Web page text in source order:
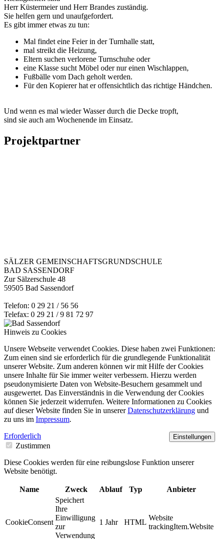
Herr Küstermeier und Herr Brandes zuständig.
Sie helfen gern und unaufgefordert.
Es gibt immer etwas zu tun:
Mal findet eine Feier in der Turnhalle statt,
mal streikt die Heizung,
Eltern suchen verlorene Turnschuhe oder
eine Klasse sucht Möbel oder nur einen Wischlappen,
Fußbälle vom Dach geholt werden.
Für den Kopierer hat er offensichtlich das richtige Händchen.
Und wenn es mal wieder Wasser durch die Decke tropft,
sind sie auch am Wochenende im Einsatz.
Projektpartner
SÄLZER GEMEINSCHAFTSGRUNDSCHULE
BAD SASSENDORF
Zur Sälzerschule 48
59505 Bad Sassendorf
Telefon: 0 29 21 / 56 56
Telefax: 0 29 21 / 9 81 72 97
Hinweis zu Cookies
Unsere Webseite verwendet Cookies. Diese haben zwei Funktionen:
Zum einen sind sie erforderlich für die grundlegende Funktionalität
unserer Website. Zum anderen können wir mit Hilfe der Cookies
unsere Inhalte für Sie immer weiter verbessern. Hierzu werden
pseudonymisierte Daten von Website-Besuchern gesammelt und
ausgewertet. Das Einverständnis in die Verwendung der Cookies
können Sie jederzeit widerrufen. Weitere Informationen zu Cookies
auf dieser Website finden Sie in unsererDatenschutzerklärung und
zu uns im Impressum.
Einstellungen
Erforderlich
Zustimmen
Diese Cookies werden für eine reibungslose Funktion unserer
Website benötigt.
Name Zweck Ablauf Typ Anbieter
CookieConsent
Speichert
Ihre
Einwilligung
zur
Verwendung
1 Jahr HTML
Website
trackingItem.Website